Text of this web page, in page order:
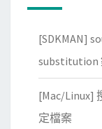
[SDKMAN]
substitution
[Mac/Linux]
定檔案